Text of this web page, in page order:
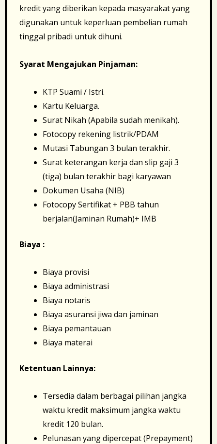
kredit yang diberikan kepada masyarakat yang
digunakan untuk keperluan pembelian rumah
tinggal pribadi untuk dihuni.
Syarat Mengajukan Pinjaman:
KTP Suami / Istri.
Kartu Keluarga.
Surat Nikah (Apabila sudah menikah).
Fotocopy rekening listrik/PDAM
Mutasi Tabungan 3 bulan terakhir.
Surat keterangan kerja dan slip gaji 3
(tiga) bulan terakhir bagi karyawan
Dokumen Usaha (NIB)
Fotocopy Sertifikat + PBB tahun
berjalan(Jaminan Rumah)+ IMB
Biaya :
Biaya provisi
Biaya administrasi
Biaya notaris
Biaya asuransi jiwa dan jaminan
Biaya pemantauan
Biaya materai
Ketentuan Lainnya:
Tersedia dalam berbagai pilihan jangka
waktu kredit maksimum jangka waktu
kredit 120 bulan.
Pelunasan yang dipercepat (Prepayment)